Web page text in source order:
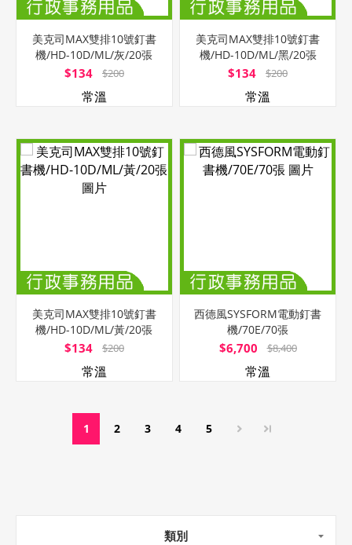
美克司MAX雙排10號釘書
機/HD-10D/ML/灰/20張
$134 $200
常溫
美克司MAX雙排10號釘書
機/HD-10D/ML/黑/20張
$134 $200
常溫
美克司MAX雙排10號釘書
機/HD-10D/ML/黃/20張
$134 $200
常溫
西德風SYSFORM電動釘書
機/70E/70張
$6,700 $8,400
常溫
1 2 3 4 5
類別